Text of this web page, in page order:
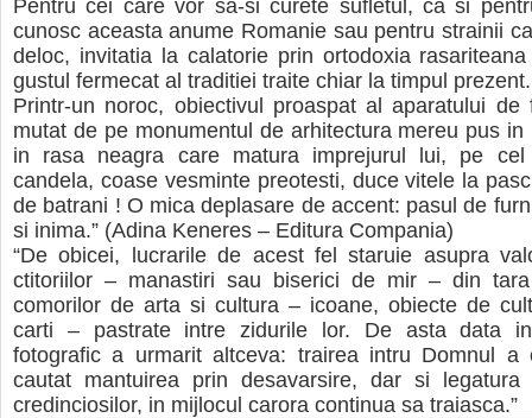
Pentru cei care vor sa-si curete sufletul, ca si
cunosc aceasta anume Romanie sau pentru strainii
deloc, invitatia la calatorie prin ortodoxia
gustul fermecat al traditiei traite chiar la timpul prezent.
Printr-un noroc, obiectivul proaspat al aparatului de
mutat de pe monumentul de arhitectura mereu pus
in rasa neagra care matura imprejurul lui, pe cel
candela, coase vesminte preotesti, duce vitele la
de batrani ! O mica deplasare de accent: pasul de
si inima.” (Adina Keneres – Editura Compania)
“De obicei, lucrarile de acest fel staruie asupra
ctitoriilor – manastiri sau biserici de mir – din
comorilor de arta si cultura – icoane, obiecte de
carti – pastrate intre zidurile lor. De asta data
fotografic a urmarit altceva: trairea intru Domnul a
cautat mantuirea prin desavarsire, dar si
credinciosilor, in mijlocul carora continua sa traiasca.”